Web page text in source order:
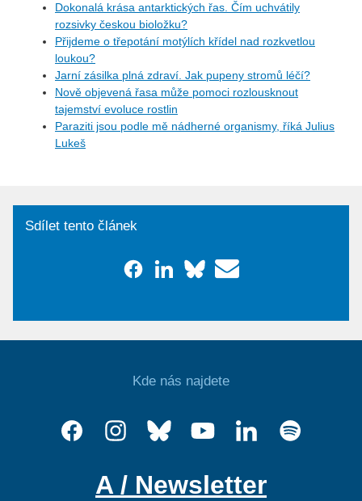
Dokonalá krása antarktických řas. Čím uchvátily
rozsivky českou bioložku?
Přijdeme o třepotání motýlích křídel nad rozkvetlou
loukou?
Jarní zásilka plná zdraví. Jak pupeny stromů léčí?
Nově objevená řasa může pomoci rozlousknout
tajemství evoluce rostlin
Paraziti jsou podle mě nádherné organismy, říká Julius
Lukeš
Sdílet tento článek
Kde nás najdete
A / Newsletter